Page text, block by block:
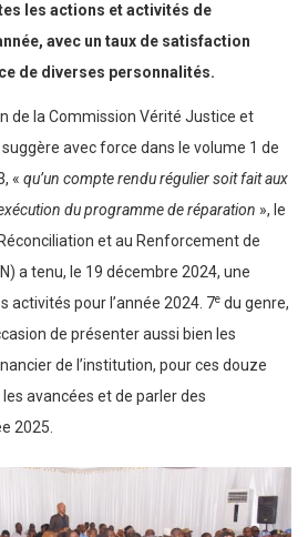
les actions et activités de
avec un taux de satisfaction
de diverses personnalités.
de la Commission Vérité Justice et
avec force dans le volume 1 de
« qu’un compte rendu régulier soit fait aux
du programme de réparation », le
et au Renforcement de
a tenu, le 19 décembre 2024, une
activités pour l’année 2024. 7e du genre,
de présenter aussi bien les
de l’institution, pour ces douze
avancées et de parler des
2025.